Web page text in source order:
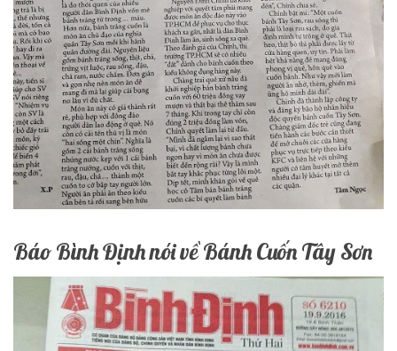
Báo Bình Định nói về Bánh Cuốn Tây Sơn